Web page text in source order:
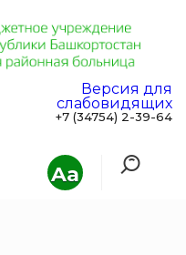
Aa
Версия для
слабовидящих
+7 (34754) 2-39-64